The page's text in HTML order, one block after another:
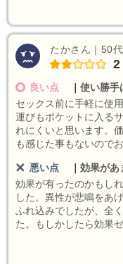
たかさん｜50
2
良い点
使い勝手
セックス前に手軽に使
運びもポケットに入る
れにくいと思います。
も感じた事もないので
悪い点
効果があ
効果が有ったのかもし
した。異性が悲鳴をあ
ふれ込みでしたが、全
た。もしかしたら効果